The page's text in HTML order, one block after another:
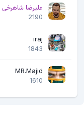
علیرضا شاهرخی
2190
iraj
1843
MR.Majid
1610